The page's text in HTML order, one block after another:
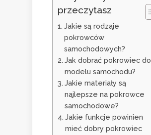
przeczytasz
Jakie są rodzaje
pokrowców
samochodowych?
Jak dobrać pokrowiec do
modelu samochodu?
Jakie materiały są
najlepsze na pokrowce
samochodowe?
Jakie funkcje powinien
mieć dobry pokrowiec